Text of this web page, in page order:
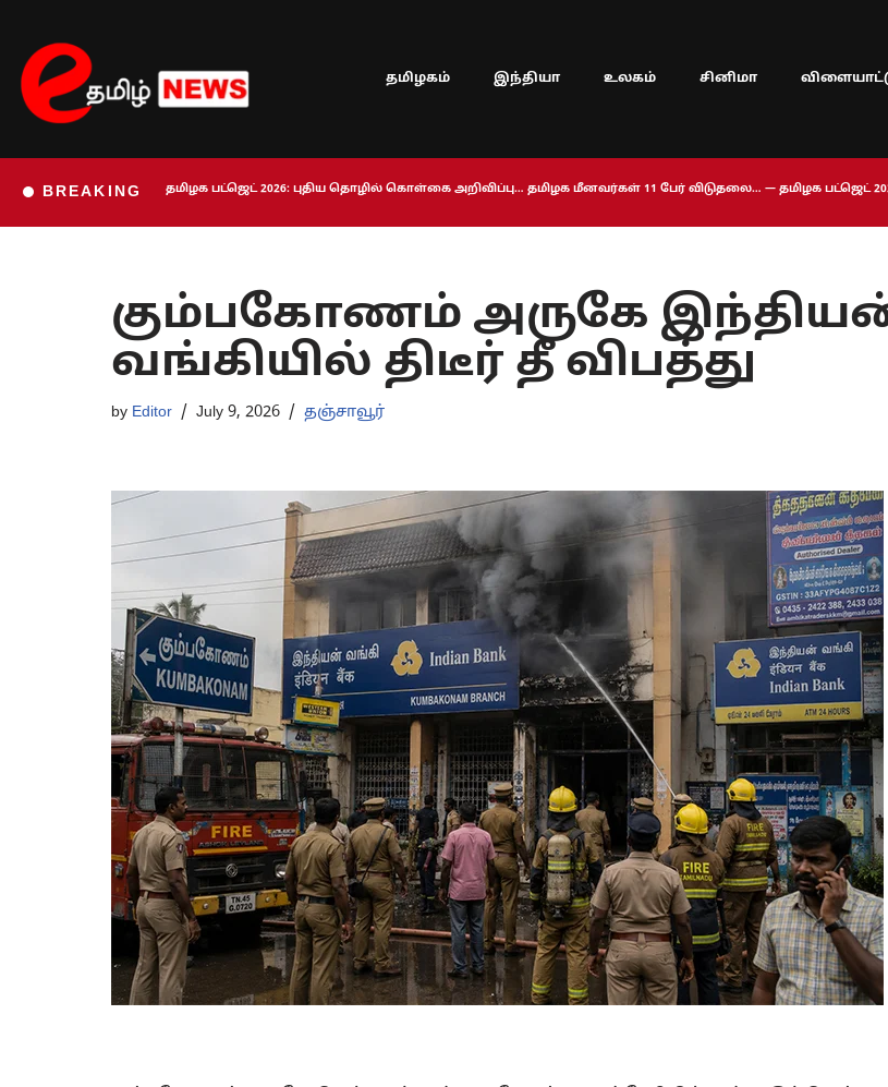
Skip
to
content
தமிழகம் இந்தியா உலகம் சினிமா
BREAKING தமிழக பட்ஜெட் 2026: புதிய தொழில் கொள்கை அறிவிப்பு… தமிழக மீனவர்கள் 11 பேர் விடுதலை… — தமிழக பட்ஜெட்
கும்பகோணம் அருகே
வங்கியில் திடீர் தீ விபத்து
by Editor July 9, 2026 தஞ்சாவூர்